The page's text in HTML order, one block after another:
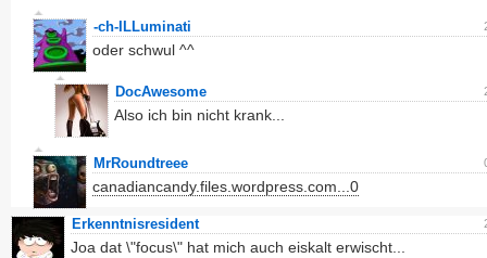
-ch-ILLuminati
oder schwul ^^
DocAwesome
Also ich bin nicht krank...
MrRoundtreee
canadiancandy.files.wordpress.com...0
Erkenntnisresident
Joa dat \"focus\" hat mich auch eiskalt erwischt...